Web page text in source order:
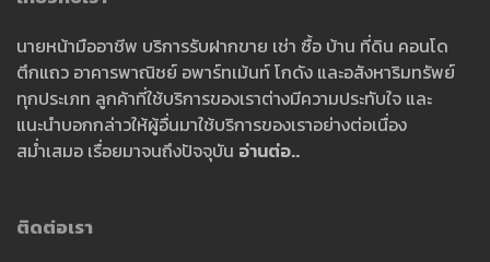
นายหน้ามืออาชีพ บริการรับฝากขาย เช่า ซื้อ บ้าน ที่ดิน คอนโด
ตึกแถว อาคารพาณิชย์ อพาร์ทเม้นท์ โกดัง และอสังหาริมทรัพย์
ทุกประเภท ลูกค้าที่ใช้บริการของเราต่างมีความประทับใจ และ
แนะนำบอกกล่าวให้ผู้อื่นมาใช้บริการของเราอย่างต่อเนื่อง
สม่ำเสมอ เรื่อยมาจนถึงปัจจุบัน อ่านต่อ..
ติดต่อเรา